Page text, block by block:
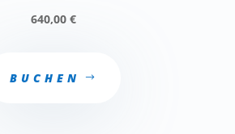
640,00 €
BUCHEN